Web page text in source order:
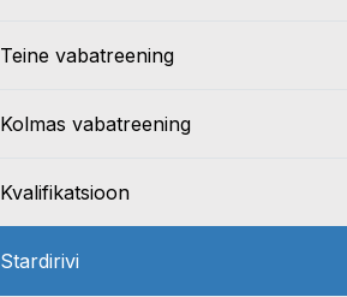
Teine vabatreening
Kolmas vabatreening
Kvalifikatsioon
Stardirivi